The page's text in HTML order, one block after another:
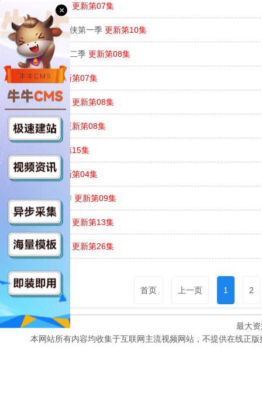
无敌少侠第三季 更新第07集
你的好邻居蜘蛛侠第一季 更新第10集
恶魔城：夜曲第二季 更新第08集
生物突击队 更新第07集
假如…？第三季 更新第08集
龙王子第七季 更新第08集
更新第15集
梦境制片厂更新第04集
假如…？ 第一季 更新第09集
少女大战异世界 更新第13集
忍者神龟第三季 更新第26集
首页 上一页 1 2
最大
本网站所有内容均收集于互联网主流视频网站，不提供在线正
×